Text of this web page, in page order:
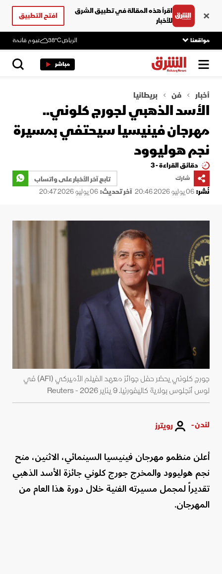
اقرأ هذه المقالة في تطبيق الشرق
للأخبار
افتح التطبيق
مواقعنا الرياض38°C غيوم قاتمة
مباشر
أخبار فن بريطانيا
الأسد الذهبي لجورج كلوني..
مهرجان فينيسيا سيحتفي بمسيرة
نجم هوليوود
دقائق القراءة - 3
شارك
تابع آخر الأخبار على واتساب
نُشر:06 يوليو 2026 20:46 آخر تحديث:06 يوليو 2026 20:47
جورج كلوني يحضر حفل جوائز معهد الفيلم الأميركي (AFI) في
لوس أنجلوس بولاية كاليفورنيا. 9 يناير 2026 - Reuters
لندن - رويترز
أعلن منظمو مهرجان فينيسيا السينمائي، الاثنين، منح
نجم هوليوود والمخرج جورج كلوني جائزة الأسد الذهبي
تقديراً لمجمل مسيرته الفنية خلال دورة هذا العام من
المهرجان.